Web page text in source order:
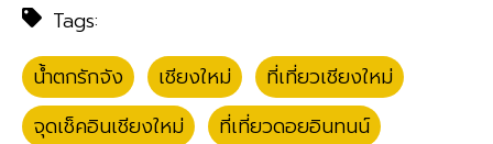
Tags:
น้ำตกรักจัง
เชียงใหม่ ที่เที่ยวเชียงใหม่
จุดเช็คอินเชียงใหม่
ที่เที่ยวดอยอินทนน์